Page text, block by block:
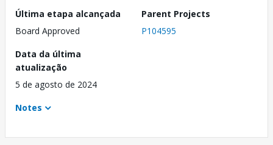
Última etapa alcançada
Board Approved
Parent Projects
P104595
Data da última
atualização
5 de agosto de 2024
Notes